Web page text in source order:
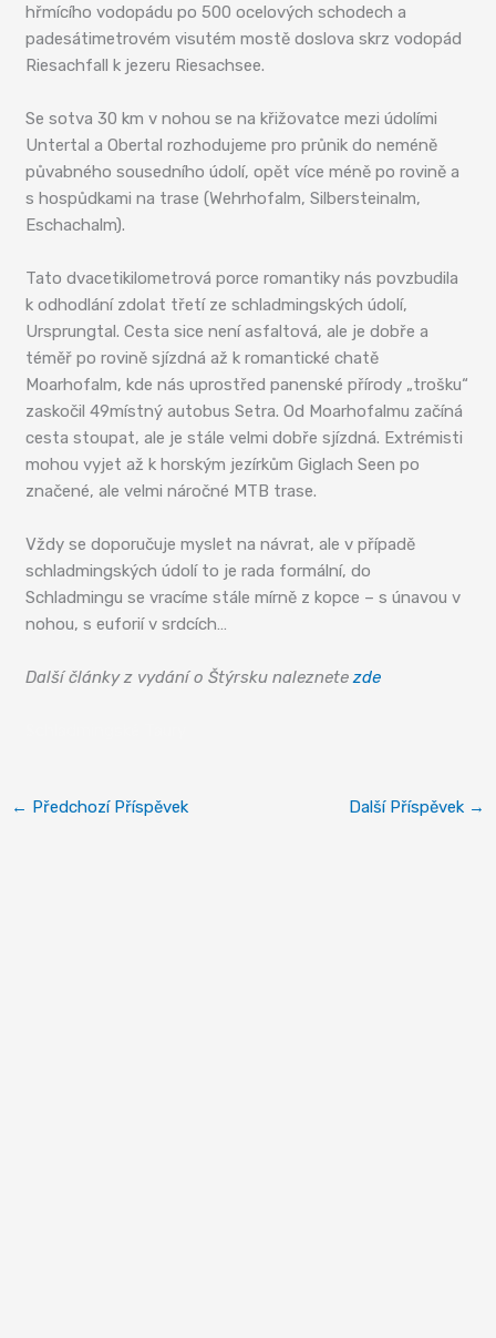
hřmícího vodopádu po 500 ocelových schodech a
padesátimetrovém visutém mostě doslova skrz vodopád
Riesachfall k jezeru Riesachsee.
Se sotva 30 km v nohou se na křižovatce mezi údolími
Untertal a Obertal rozhodujeme pro průnik do neméně
půvabného sousedního údolí, opět více méně po rovině a
s hospůdkami na trase (Wehrhofalm, Silbersteinalm,
Eschachalm).
Tato dvacetikilometrová porce romantiky nás povzbudila
k odhodlání zdolat třetí ze schladmingských údolí,
Ursprungtal. Cesta sice není asfaltová, ale je dobře a
téměř po rovině sjízdná až k romantické chatě
Moarhofalm, kde nás uprostřed panenské přírody „trošku“
zaskočil 49místný autobus Setra. Od Moarhofalmu začíná
cesta stoupat, ale je stále velmi dobře sjízdná. Extrémisti
mohou vyjet až k horským jezírkům Giglach Seen po
značené, ale velmi náročné MTB trase.
Vždy se doporučuje myslet na návrat, ale v případě
schladmingských údolí to je rada formální, do
Schladmingu se vracíme stále mírně z kopce – s únavou v
nohou, s euforií v srdcích…
Další články z vydání o Štýrsku naleznetezde
← Předchozí Příspěvek Další Příspěvek →